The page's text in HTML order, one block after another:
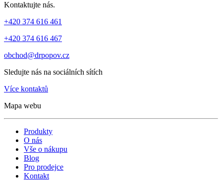
Kontaktujte nás.
+420 374 616 461
+420 374 616 467
obchod@drpopov.cz
Sledujte nás na sociálních sítích
Více kontaktů
Mapa webu
Produkty
O nás
Vše o nákupu
Blog
Pro prodejce
Kontakt